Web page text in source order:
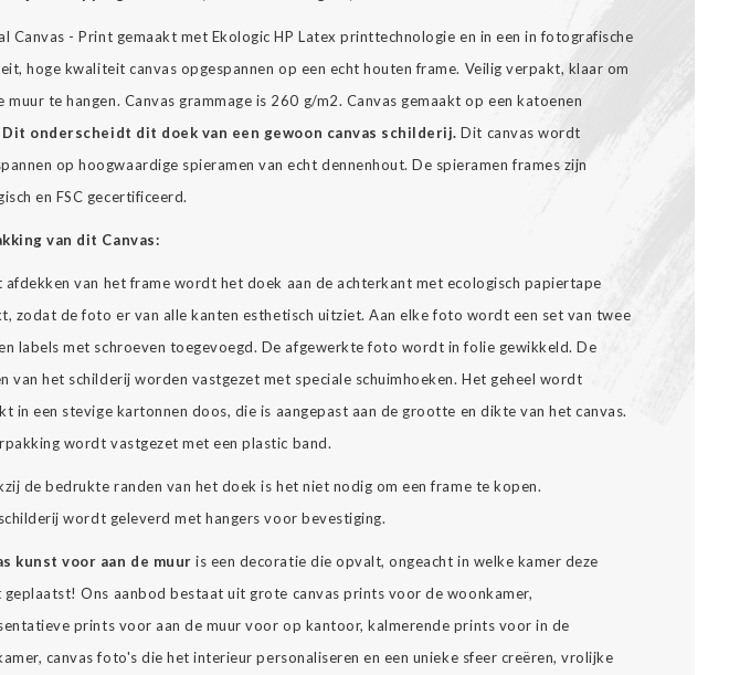
Canvas - Print gemaakt met Ekologic HP Latex printtechnologie en in een in fotografische
hoge kwaliteit canvas opgespannen op een echt houten frame. Veilig verpakt, klaar om
muur te hangen. Canvas grammage is 260 g/m2. Canvas gemaakt op een katoenen
Dit onderscheidt dit doek van een gewoon canvas schilderij. Dit canvas wordt
op hoogwaardige spieramen van echt dennenhout. De spieramen frames zijn
en FSC gecertificeerd.
van dit Canvas:
afdekken van het frame wordt het doek aan de achterkant met ecologisch papiertape
zodat de foto er van alle kanten esthetisch uitziet. Aan elke foto wordt een set van twee
labels met schroeven toegevoegd. De afgewerkte foto wordt in folie gewikkeld. De
van het schilderij worden vastgezet met speciale schuimhoeken. Het geheel wordt
in een stevige kartonnen doos, die is aangepast aan de grootte en dikte van het canvas.
wordt vastgezet met een plastic band.
de bedrukte randen van het doek is het niet nodig om een frame te kopen.
wordt geleverd met hangers voor bevestiging.
kunst voor aan de muur is een decoratie die opvalt, ongeacht in welke kamer deze
Ons aanbod bestaat uit grote canvas prints voor de woonkamer,
prints voor aan de muur voor op kantoor, kalmerende prints voor in de
canvas foto's die het interieur personaliseren en een unieke sfeer creëren, vrolijke